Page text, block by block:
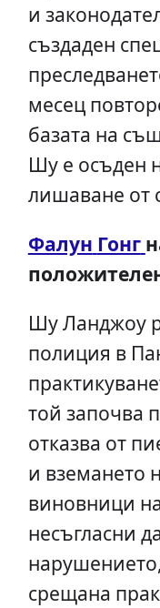
и
създаден
месец
базата на
Шу е осъден
лишаване от
Фалун Гонг
Шу Ланджоу
полиция в
той започва
отказва от
и вземането
виновници
несъгласни
срещана